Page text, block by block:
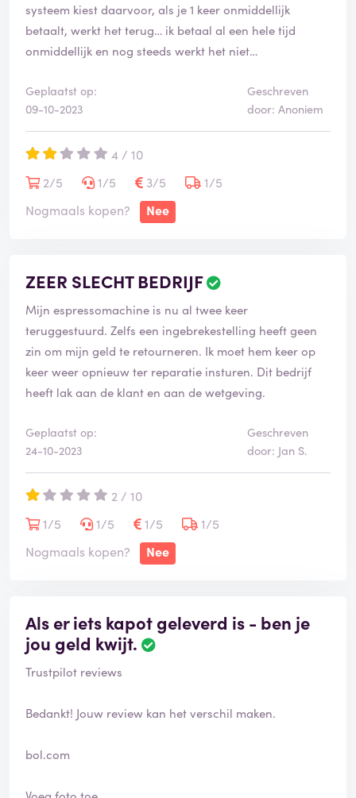
systeem kiest daarvoor, als je 1 keer onmiddellijk
betaalt, werkt het terug… ik betaal al een hele tijd
onmiddellijk en nog steeds werkt het niet…
Geplaatst op:
09-10-2023
Geschreven
door: Anoniem
4 / 10
2/5
1/5 3/5
1/5
Nogmaals kopen?
Nee
ZEER SLECHT BEDRIJF
Mijn espressomachine is nu al twee keer
teruggestuurd. Zelfs een ingebrekestelling heeft geen
zin om mijn geld te retourneren. Ik moet hem keer op
keer weer opnieuw ter reparatie insturen. Dit bedrijf
heeft lak aan de klant en aan de wetgeving.
Geplaatst op:
24-10-2023
Geschreven
door: Jan S.
2 / 10
1/5
1/5 1/5
1/5
Nogmaals kopen?
Nee
Als er iets kapot geleverd is - ben je
jou geld kwijt.
Trustpilot reviews
Bedankt! Jouw review kan het verschil maken.
bol.com